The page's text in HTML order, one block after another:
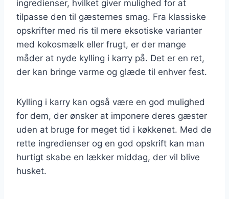
ingredienser, hvilket giver mulighed for at
tilpasse den til gæsternes smag. Fra klassiske
opskrifter med ris til mere eksotiske varianter
med kokosmælk eller frugt, er der mange
måder at nyde kylling i karry på. Det er en ret,
der kan bringe varme og glæde til enhver fest.
Kylling i karry kan også være en god mulighed
for dem, der ønsker at imponere deres gæster
uden at bruge for meget tid i køkkenet. Med de
rette ingredienser og en god opskrift kan man
hurtigt skabe en lækker middag, der vil blive
husket.